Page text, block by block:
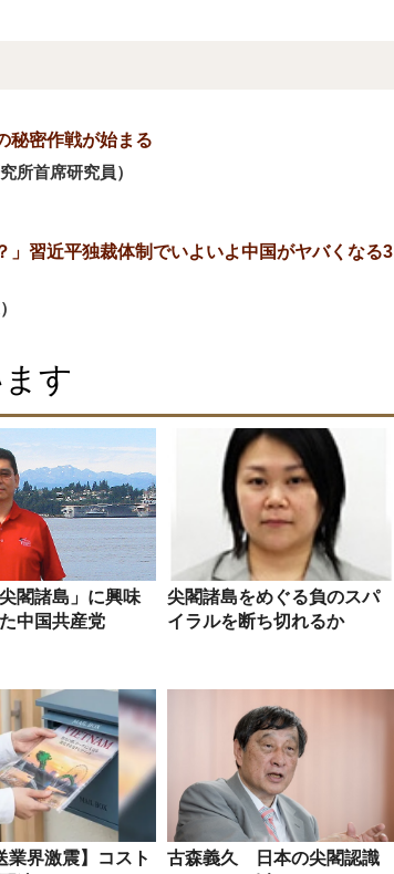
秘密作戦が始まる
所首席研究員）
」習近平独裁体制でいよいよ中国がヤバくなる3
す
閣諸島」に興味
中国共産党
尖閣諸島をめぐる負のスパ
イラルを断ち切れるか
業界激震】コスト
古森義久 日本の尖閣認識